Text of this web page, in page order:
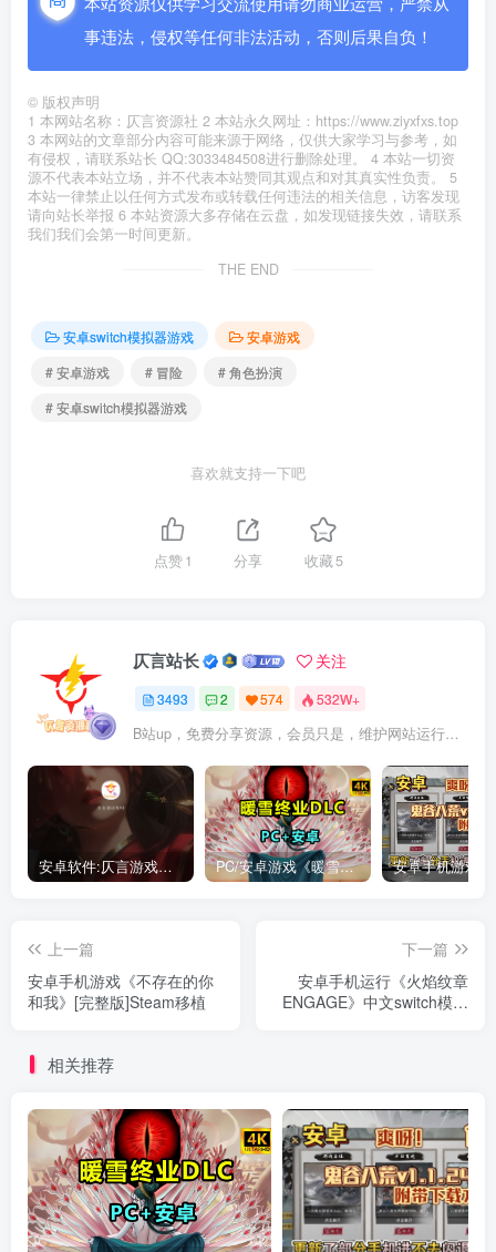
事违法，侵权等任何非法活动，否则后果自负！
© 版权声明
1 本网站名称：仄言资源社 2 本站永久网址：https://www.ziyxfxs.top
3 本网站的文章部分内容可能来源于网络，仅供大家学习与参考，如
有侵权，请联系站长 QQ:3033484508进行删除处理。 4 本站一切资
源不代表本站立场，并不代表本站赞同其观点和对其真实性负责。 5
本站一律禁止以任何方式发布或转载任何违法的相关信息，访客发现
请向站长举报 6 本站资源大多存储在云盘，如发现链接失效，请联系
我们我们会第一时间更新。
THE END
安卓switch模拟器游戏
安卓游戏
# 安卓游戏
# 冒险
# 角色扮演
# 安卓switch模拟器游戏
喜欢就支持一下吧
点赞1 分享 收藏5
仄言站长 关注
3493 2 574 532W+
B站up，免费分享资源，会员只是，维护网站运行，会员权利为可以支持本地下载，更多内容，敬请期待！
安卓软件:仄言游戏库4.0APP全新上架了！没有下的赶紧下载呀！ PC/安卓游戏《暖雪最新v3.1.0.1》终业DLC整合版！
上一篇
安卓手机游戏《不存在的你
和我》[完整版]Steam移植
下一篇
安卓手机运行《火焰纹章
ENGAGE》中文switch模拟
相关推荐